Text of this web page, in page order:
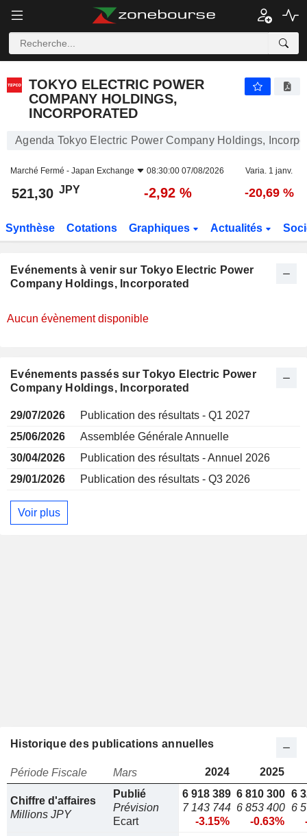
TOKYO ELECTRIC POWER COMPANY HOLDINGS,
TOKYO ELECTRIC POWER
COMPANY HOLDINGS,
INCORPORATED
Agenda Tokyo Electric Power Company Holdings,
Marché Fermé - Japan Exchange 08:30:00 07/08/2026 Varia. 1 janv.
521,30 JPY -2,92 % -20,69 %
Synthèse Cotations Graphiques Actualités
Evénements à venir sur Tokyo Electric Power
Company Holdings, Incorporated
Aucun évènement disponible
Evénements passés sur Tokyo Electric Power
Company Holdings, Incorporated
29/07/2026
Publication des résultats - Q1 2027
25/06/2026
Assemblée Générale Annuelle
30/04/2026
Publication des résultats - Annuel 2026
29/01/2026
Publication des résultats - Q3 2026
Voir plus
Historique des publications annuelles
Période Fiscale Mars 2024 2025
Chiffre d'affaires
Millions JPY
Publié
Prévision
Ecart
6 918 389
7 143 744
-3.15%
6 810 300
6 853 400
-0.63%
6
6